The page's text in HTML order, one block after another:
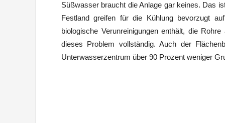
Süßwasser braucht die Anlage gar keines. Das
Festland greifen für die Kühlung bevorzugt
biologische Verunreinigungen enthält, die
dieses Problem vollständig. Auch der
Unterwasserzentrum über 90 Prozent weniger